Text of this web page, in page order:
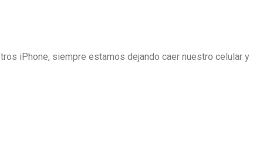
iPhone, siempre estamos dejando caer nuestro celular y